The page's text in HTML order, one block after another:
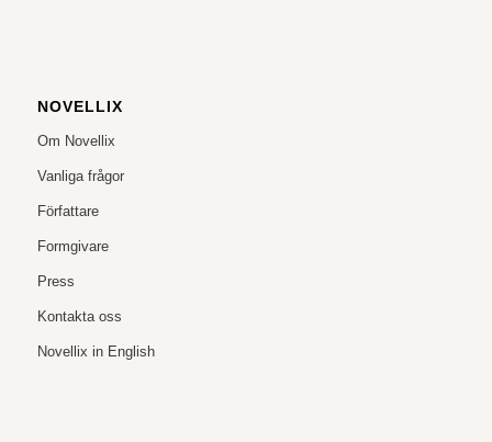
NOVELLIX
Om Novellix
Vanliga frågor
Författare
Formgivare
Press
Kontakta oss
Novellix in English